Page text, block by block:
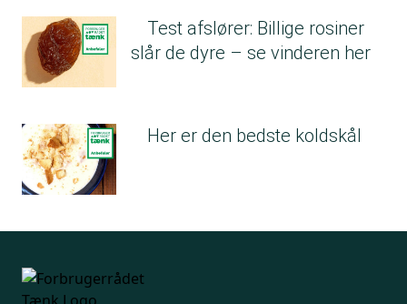
Test afslører: Billige rosiner
slår de dyre – se vinderen her
Her er den bedste koldskål